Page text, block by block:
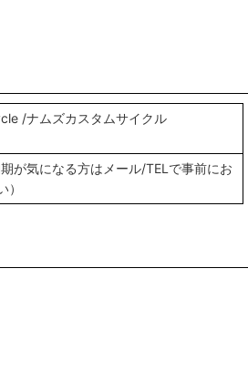
/ナムズカスタムサイクル
が気になる方はメール/TELで事前にお